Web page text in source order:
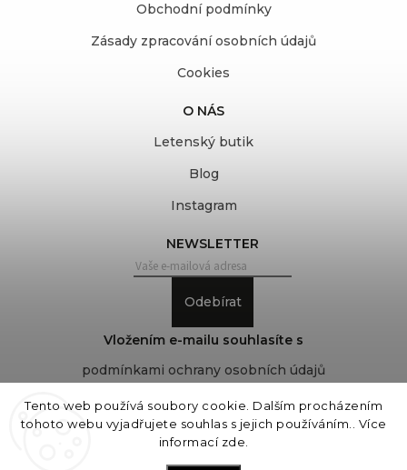
Tento web používá soubory cookie. Dalším procházením
tohoto webu vyjadřujete souhlas s jejich používáním.. Více
informací zde
Obchodní podmínky
Zásady zpracování osobních údajů
Cookies
O NÁS
Letenský butik
Blog
Instagram
NEWSLETTER
Odebírat
Vložením e-mailu souhlasíte s
podmínkami ochrany osobních údajů
COVEROVER